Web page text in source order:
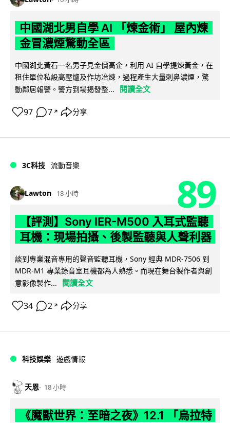
中國湖北男自學 AI 「煉金術」 屋內煉
金冒濃煙驚動全區
中國湖北黃石一名男子見金價高企，利用 AI 自學提煉黃金，在
租住單位私設高壓爐及作坊冶煉，過程產生大量刺鼻濃煙，驚
動鄰居報警。警方到場揭發整...
閱讀全文
97 7 ↗ 分享
3C科技 流動音樂
Lawton 18 小時 89
【評測】Sony IER-M500 入耳式監聽
耳機：現場拍攝、後製監聽與人聲利器
談到專業混音專用的聲音監聽耳機，Sony 經典 MDR-7506 到
MDR-M1 專業錄音室耳機都為人熟悉。而現在舞台製作者與創
意影像製作...
閱讀全文
34 2 ↗ 分享
科技娛樂 遊戲情報
天恩 18 小時
《魔獸世界：至暗之夜》12.1 「烏拉特